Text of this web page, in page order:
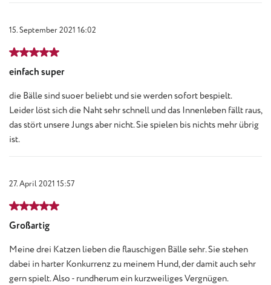
15. September 2021 16:02
Bewertung mit 5 von 5 Sternen
einfach super
die Bälle sind suoer beliebt und sie werden sofort bespielt.
Leider löst sich die Naht sehr schnell und das Innenleben fällt raus,
das stört unsere Jungs aber nicht. Sie spielen bis nichts mehr übrig
ist.
27. April 2021 15:57
Bewertung mit 5 von 5 Sternen
Großartig
Meine drei Katzen lieben die flauschigen Bälle sehr. Sie stehen
dabei in harter Konkurrenz zu meinem Hund, der damit auch sehr
gern spielt. Also - rundherum ein kurzweiliges Vergnügen.